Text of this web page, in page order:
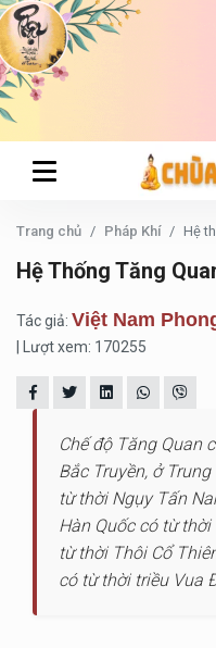
Trang chủ Pháp Khí Hệ
Hệ Thống Tăng
Tác giả: Việt Nam
| Lượt xem: 170255
Chế độ Tăng Quan
Bắc Truyền, ở
từ thời Ngụy Tấn
Hàn Quốc có từ
từ thời Thôi Cổ
có từ thời triều Vua